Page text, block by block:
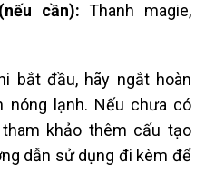
cần): Thanh magie,
bắt đầu, hãy ngắt hoàn
nóng lạnh. Nếu chưa có
khảo thêm cấu tạo
dẫn sử dụng đi kèm để